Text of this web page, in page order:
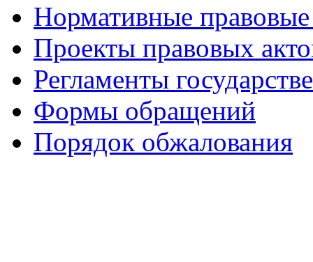
Нормативные
Проекты правовых
Регламенты
Формы обращений
Порядок обжалования